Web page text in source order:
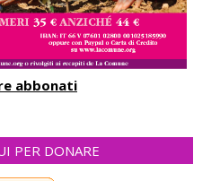
abbonati
PER DONARE